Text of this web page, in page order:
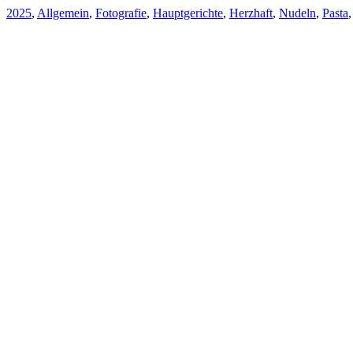
2025, Allgemein, Fotografie, Hauptgerichte, Herzhaft, Nudeln, Pasta,